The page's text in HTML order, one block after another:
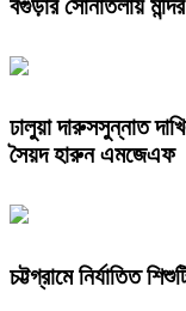
বগুড়ার সোনাতলায়
ঢালুয়া দারুসসুন্নাত
সৈয়দ হারুন এমজেএফ
চট্টগ্রামে নির্যাতিত